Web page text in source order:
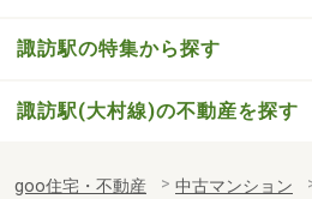
諏訪駅の特集から探す
諏訪駅(大村線)の不動産を探す
goo住宅・不動産 中古マンション